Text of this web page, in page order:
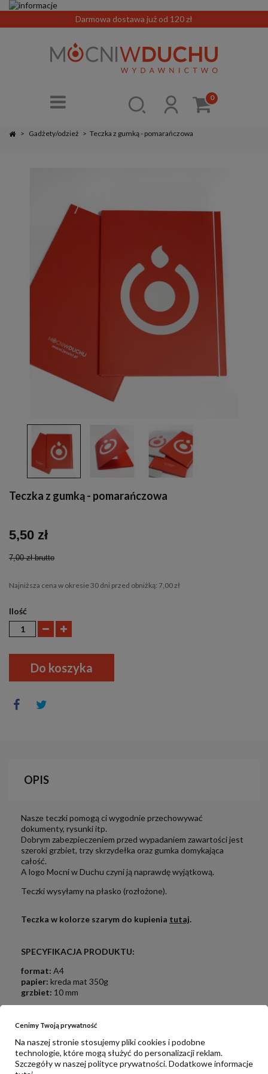
Darmowa dostawa już od 120 zł
0
> Gadżety/odzież > Teczka z gumką - pomarańczowa
Teczka z gumką - pomarańczowa
5,50 zł
7,00 złbrutto
Najniższa cena w okresie 30 dni przed obniżką: 7,00 zł
Ilość
Do koszyka
OPIS
Nasze teczki pomogą ci wygodnie przechowywać
dokumenty, rysunki itp.
Dobrym zabezpieczeniem przed wypadaniem zawartości jest
szeroki grzbiet, trzy skrzydełka oraz gumka domykająca
całość.
A logo Mocni w Duchu czyni ją naprawdę wyjątkową.
Teczki wysyłamy na płasko (rozłożone).
Teczka w kolorze szarym do kupienia tutaj.
SPECYFIKACJA PRODUKTU:
format: A4
papier: kreda mat 350g
grzbiet: 10 mm
OPINIE
Cenimy Twoją prywatność
Na naszej stronie stosujemy pliki cookies i podobne
technologie, które mogą służyć do personalizacji reklam.
Szczegóły w naszejpolityce prywatności. Dodatkowe informacje